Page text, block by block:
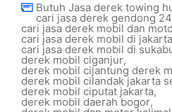
Butuh Jasa derek towing
cari jasa derek gendong
cari jasa derek mobil dan
cari jasa derek mobil di jakarta
cari jasa derek mobil di
derek mobil ciganjur,
derek mobil cijantung derek
derek mobil cilandak jakarta
derek mobil ciputat jakarta,
derek mobil daerah bogor,